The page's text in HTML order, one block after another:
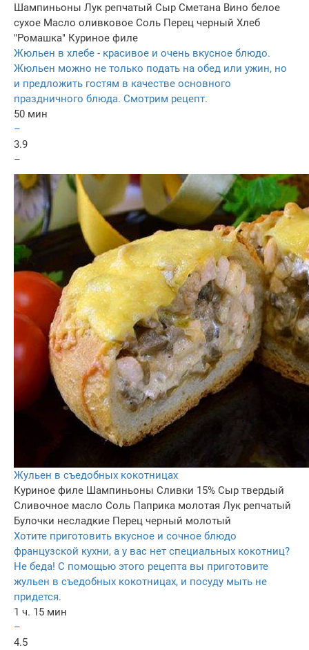
Шампиньоны Лук репчатый Сыр Сметана Вино белое
сухое Масло оливковое Соль Перец черный Хлеб
"Ромашка" Куриное филе
Жюльен в хлебе - красивое и очень вкусное блюдо.
Жюльен можно не только подать на обед или ужин, но
и предложить гостям в качестве основного
праздничного блюда. Смотрим рецепт.
50 мин
–
3.9
–
Жульен в съедобных кокотницах
Куриное филе Шампиньоны Сливки 15% Сыр твердый
Сливочное масло Соль Паприка молотая Лук репчатый
Булочки несладкие Перец черный молотый
Хотите приготовить вкусное и сочное блюдо
французской кухни, а у вас нет специальных кокотниц?
Не беда! С помощью этого рецепта вы приготовите
жульен в съедобных кокотницах, и посуду мыть не
придется.
1 ч. 15 мин
–
4.5